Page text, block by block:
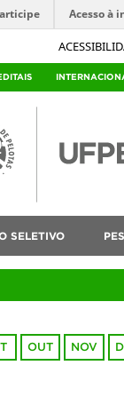
Acesso à
SELETIVO
OUT NOV